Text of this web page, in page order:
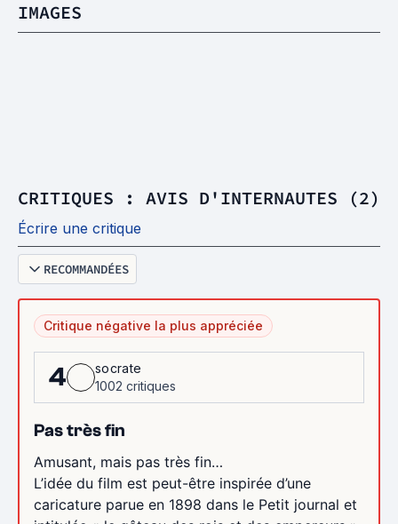
IMAGES
CRITIQUES : AVIS D'INTERNAUTES (2)
Écrire une critique
RECOMMANDÉES
Critique négative la plus appréciée
4
socrate
1002 critiques
Pas très fin
Amusant, mais pas très fin…
L’idée du film est peut-être inspirée d’une
caricature parue en 1898 dans le Petit journal et